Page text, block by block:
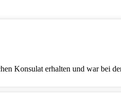
Konsulat erhalten und war bei